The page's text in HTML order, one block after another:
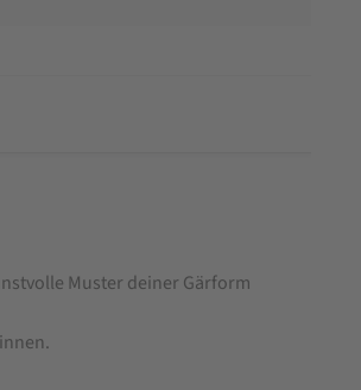
Muster deiner Gärform